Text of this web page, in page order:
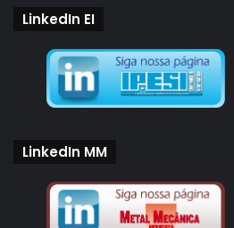
LinkedIn EI
LinkedIn MM